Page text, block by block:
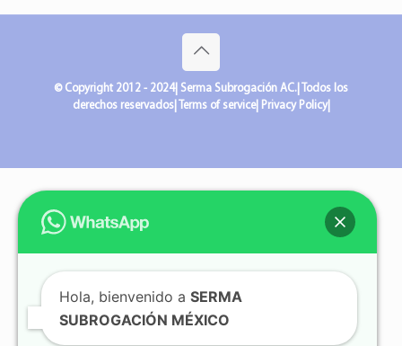
© Copyright 2012 - 2024| Serma Subrogación AC.| Todos los
derechos reservados| Terms of service| Privacy Policy|
Hola, bienvenido a SERMA
SUBROGACIÓN MÉXICO